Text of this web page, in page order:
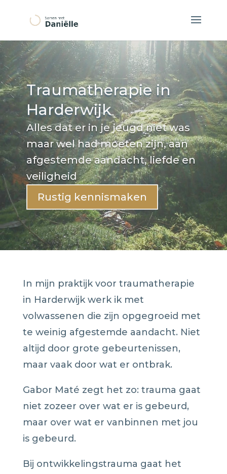
Traumatherapie in
Harderwijk
Alles dat er in je jeugd niet was
maar wel had moeten zijn, aan
afgestemde aandacht, liefde en
veiligheid
Rustig kennismaken
In mijn praktijk voor traumatherapie
in Harderwijk werk ik met
volwassenen die zijn opgegroeid met
te weinig afgestemde aandacht. Niet
altijd door grote gebeurtenissen,
maar vaak door wat er ontbrak.
Gabor Maté zegt het zo: trauma gaat
niet zozeer over wat er is gebeurd,
maar over wat er vanbinnen met jou
is gebeurd.
Bij ontwikkelingstrauma gaat het